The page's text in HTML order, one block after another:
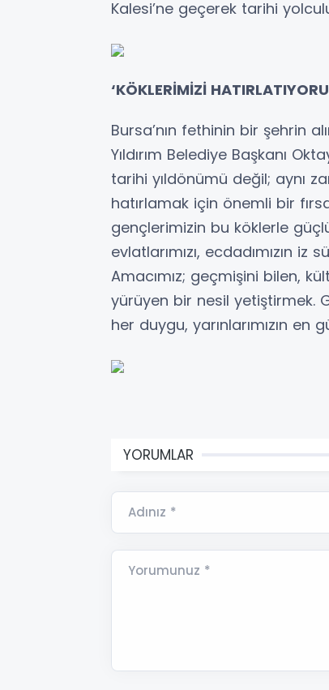
Kalesi’ne geçerek tarihi
‘KÖKLERİMİZİ
Bursa’nın fethinin bir şehrin
Yıldırım Belediye Başkanı
tarihi yıldönümü değil; aynı
hatırlamak için önemli bir
gençlerimizin bu köklerle
evlatlarımızı, ecdadımızın
Amacımız; geçmişini bilen,
yürüyen bir nesil yetiştirmek.
her duygu, yarınlarımızın en
YORUMLAR
Adınız *
Yorumunuz *